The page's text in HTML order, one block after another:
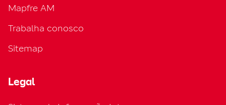
Mapfre AM
Trabalha conosco
Sitemap
Legal